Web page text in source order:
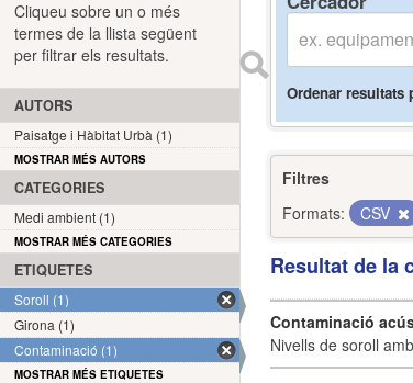
Ordenar resultats
Filtres
Formats:
CSV
Resultat de la
Contaminació
Nivells de soroll
Cliqueu sobre un o més
termes de la llista següent
per filtrar els resultats.
AUTORS
Paisatge i Hàbitat Urbà (1)
MOSTRAR MÉS AUTORS
CATEGORIES
Medi ambient (1)
MOSTRAR MÉS CATEGORIES
ETIQUETES
Soroll (1)
Girona (1)
Contaminació (1)
MOSTRAR MÉS ETIQUETES